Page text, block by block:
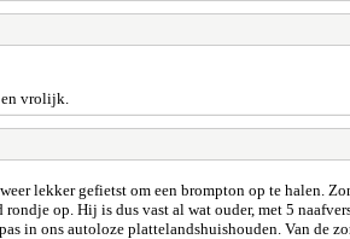
vrolijk.
lekker gefietst om een brompton op te halen.
op. Hij is dus vast al wat ouder, met 5
in ons autoloze plattelandshuishouden. Van de